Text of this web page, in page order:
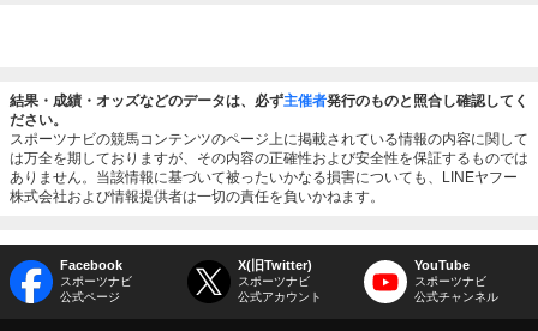
結果・成績・オッズなどのデータは、必ず主催者発行のものと照合し確認してく
ださい。
スポーツナビの競馬コンテンツのページ上に掲載されている情報の内容に関して
は万全を期しておりますが、その内容の正確性および安全性を保証するものでは
ありません。当該情報に基づいて被ったいかなる損害についても、LINEヤフー
株式会社および情報提供者は一切の責任を負いかねます。
Facebook
スポーツナビ
公式ページ
X(旧Twitter)
スポーツナビ
公式アカウント
YouTube
スポーツナビ
公式チャンネル